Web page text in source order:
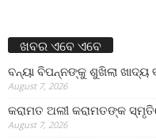
ଖବର ଏବେ ଏବେ
ବନ୍ୟା ବିପନ୍ନଙ୍କୁ ଶୁଖିଲା
August 7, 2026
କରାମତ ଅଲୀ କରାମତଙ୍କ
August 7, 2026